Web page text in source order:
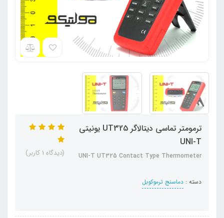
ترمومتر تماسی دیتالاگر UT325 یونیتی
UNI-T
UNI-T UT325 Contact Type Thermometer
دسته : دماسنج ترموکوبل
(دیدگاه 1 کاربر)